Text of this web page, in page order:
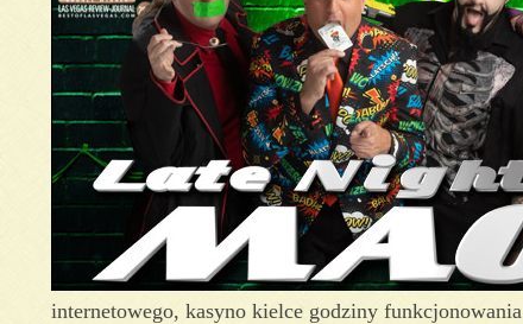
internetowego, kasyno kielce godziny